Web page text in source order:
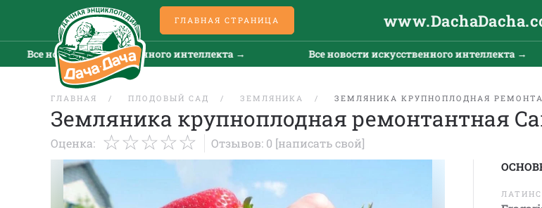
ГЛАВНАЯ СТРАНИЦА
новости искусственного интеллекта → Все новости искусственного интеллекта →
ГЛАВНАЯ ПЛОДОВЫЙ САД ЗЕМЛЯНИКА ЗЕМЛЯНИКА КРУПНОПЛОДНАЯ
Земляника крупноплодная ремонтантная
Оценка: Отзывов: 0 [написать свой]